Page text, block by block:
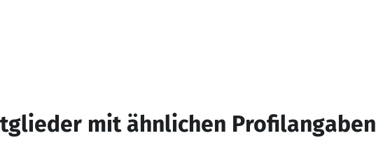
mit ähnlichen Profilangaben